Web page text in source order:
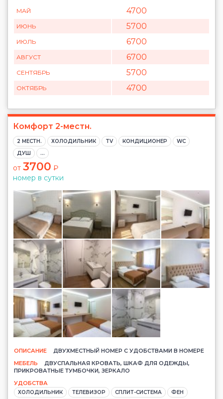
МАЙ 4700
ИЮНЬ 5700
ИЮЛЬ 6700
АВГУСТ 6700
СЕНТЯБРЬ 5700
ОКТЯБРЬ 4700
Комфорт 2-местн.
2 МЕСТН. ХОЛОДИЛЬНИК TV КОНДИЦИОНЕР
WC
ДУШ
...
от 3700 ₽
номер в сутки
ОПИСАНИЕ
ДВУХМЕСТНЫЙ НОМЕР С УДОБСТВАМИ В НОМЕРЕ
МЕБЕЛЬ
ДВУСПАЛЬНАЯ КРОВАТЬ, ШКАФ ДЛЯ ОДЕЖДЫ,
ПРИКРОВАТНЫЕ ТУМБОЧКИ, ЗЕРКАЛО
УДОБСТВА
ХОЛОДИЛЬНИК ТЕЛЕВИЗОР СПЛИТ-СИСТЕМА
ФЕН